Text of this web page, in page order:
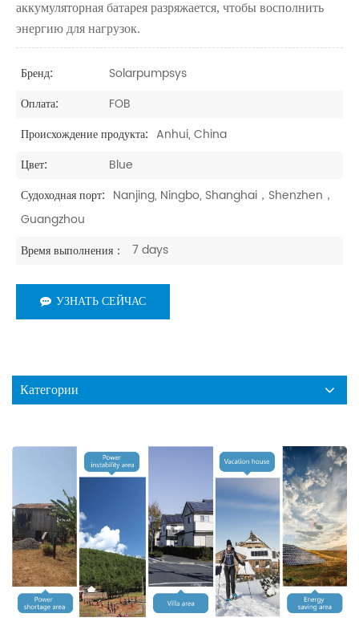
аккумуляторная батарея разряжается, чтобы восполнить
энергию для нагрузок.
Бренд:
Solarpumpsys
Оплата:
FOB
Происхождение продукта: Anhui, China
Цвет:
Blue
Судоходная порт: Nanjing, Ningbo, Shanghai，Shenzhen，
Guangzhou
Время выполнения：
7 days
УЗНАТЬ СЕЙЧАС
Категории